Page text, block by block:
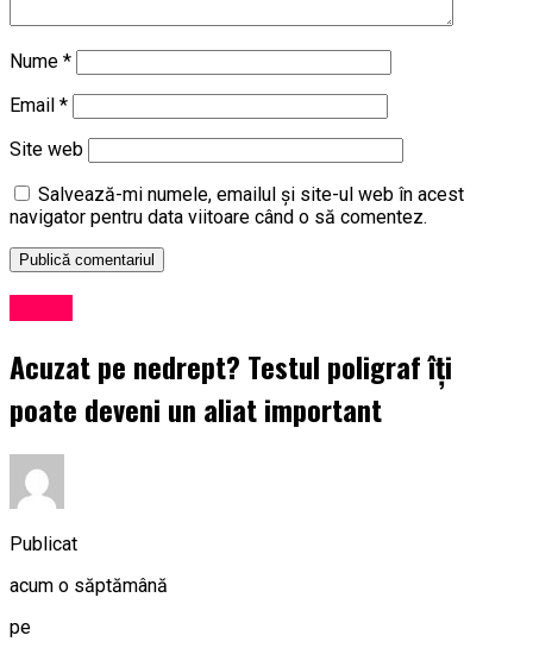
Nume *
Email *
Site web
Salvează-mi numele, emailul și site-ul web în acest
navigator pentru data viitoare când o să comentez.
Acuzat pe nedrept? Testul poligraf îţi
poate deveni un aliat important
Publicat
acum o săptămână
pe